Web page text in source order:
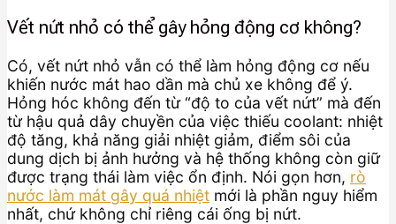
Vết nứt nhỏ có thể gây hỏng động cơ không?
Có, vết nứt nhỏ vẫn có thể làm hỏng động cơ nếu
khiến nước mát hao dần mà chủ xe không để ý.
Hỏng hóc không đến từ “độ to của vết nứt” mà đến
từ hậu quả dây chuyền của việc thiếu coolant: nhiệt
độ tăng, khả năng giải nhiệt giảm, điểm sôi của
dung dịch bị ảnh hưởng và hệ thống không còn giữ
được trạng thái làm việc ổn định. Nói gọn hơn, rò
nước làm mát gây quá nhiệt mới là phần nguy hiểm
nhất, chứ không chỉ riêng cái ống bị nứt.